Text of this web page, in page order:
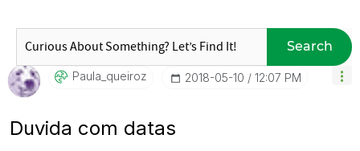
Search
Paula_queiroz ‎2018-05-10 12:07 PM
Duvida com datas